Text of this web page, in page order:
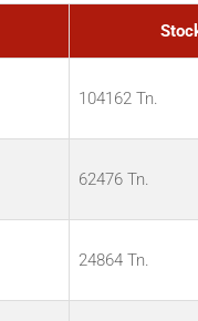
104162 Tn.
62476 Tn.
24864 Tn.